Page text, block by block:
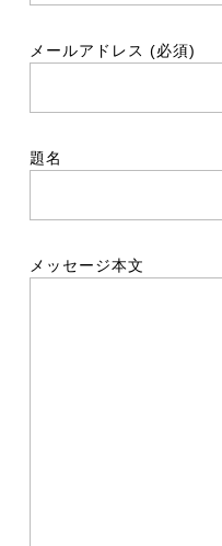
メールアドレス (必須)
題名
メッセージ本文